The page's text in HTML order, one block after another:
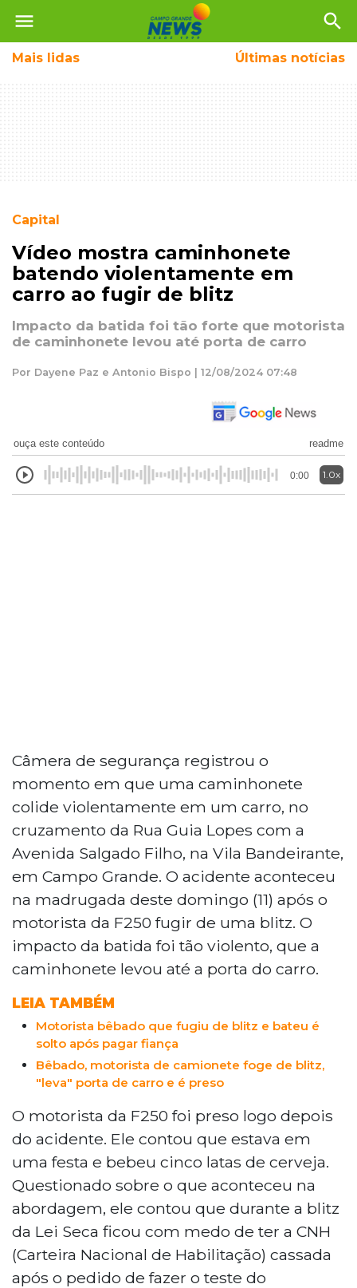
menu search
Mais lidas Últimas notícias
Capital
Vídeo mostra caminhonete
batendo violentamente em
carro ao fugir de blitz
Impacto da batida foi tão forte que motorista
de caminhonete levou até porta de carro
Por Dayene Paz e Antonio Bispo | 12/08/2024 07:48
ouça este conteúdo readme
0:00 1.0x
Câmera de segurança registrou o
momento em que uma caminhonete
colide violentamente em um carro, no
cruzamento da Rua Guia Lopes com a
Avenida Salgado Filho, na Vila Bandeirante,
em Campo Grande. O acidente aconteceu
na madrugada deste domingo (11) após o
motorista da F250 fugir de uma blitz. O
impacto da batida foi tão violento, que a
caminhonete levou até a porta do carro.
LEIA TAMBÉM
Motorista bêbado que fugiu de blitz e bateu é
solto após pagar fiança
Bêbado, motorista de camionete foge de blitz,
"leva" porta de carro e é preso
O motorista da F250 foi preso logo depois
do acidente. Ele contou que estava em
uma festa e bebeu cinco latas de cerveja.
Questionado sobre o que aconteceu na
abordagem, ele contou que durante a blitz
da Lei Seca ficou com medo de ter a CNH
(Carteira Nacional de Habilitação) cassada
após o pedido de fazer o teste do